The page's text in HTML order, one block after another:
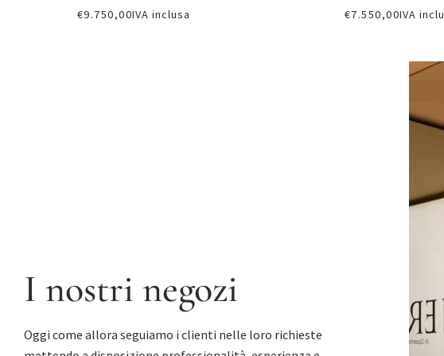
€9.750,00IVA inclusa €7.550,00IVA
I nostri negozi
Oggi come allora seguiamo i clienti nelle loro richieste